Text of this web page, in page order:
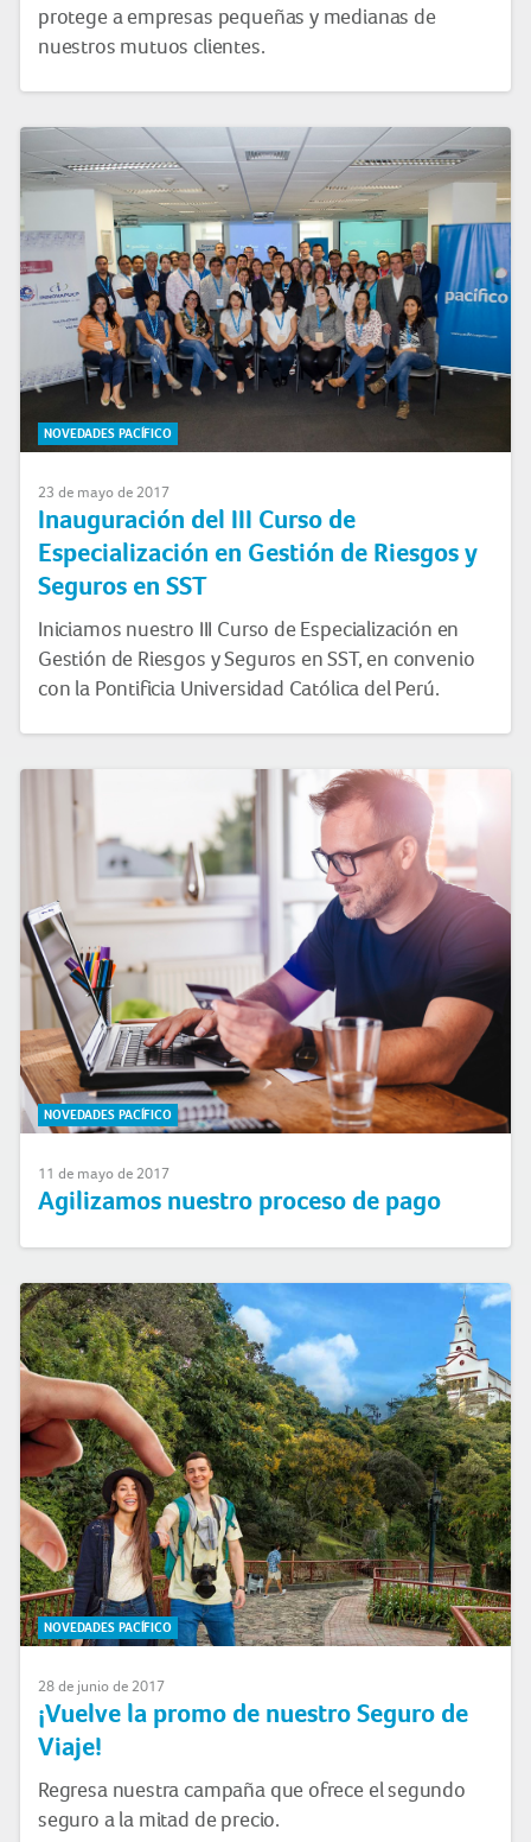
protege a empresas pequeñas y medianas de
nuestros mutuos clientes.
NOVEDADES PACÍFICO
23 de mayo de 2017
Inauguración del III Curso de
Especialización en Gestión de Riesgos y
Seguros en SST
Iniciamos nuestro III Curso de Especialización en
Gestión de Riesgos y Seguros en SST, en convenio
con la Pontificia Universidad Católica del Perú.
NOVEDADES PACÍFICO
11 de mayo de 2017
Agilizamos nuestro proceso de pago
NOVEDADES PACÍFICO
28 de junio de 2017
¡Vuelve la promo de nuestro Seguro de
Viaje!
Regresa nuestra campaña que ofrece el segundo
seguro a la mitad de precio.